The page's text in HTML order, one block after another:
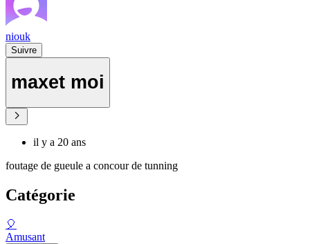
niouk
Suivre
maxet moi
il y a 20 ans
foutage de gueule a concour de tunning
Catégorie
🎈
Amusant